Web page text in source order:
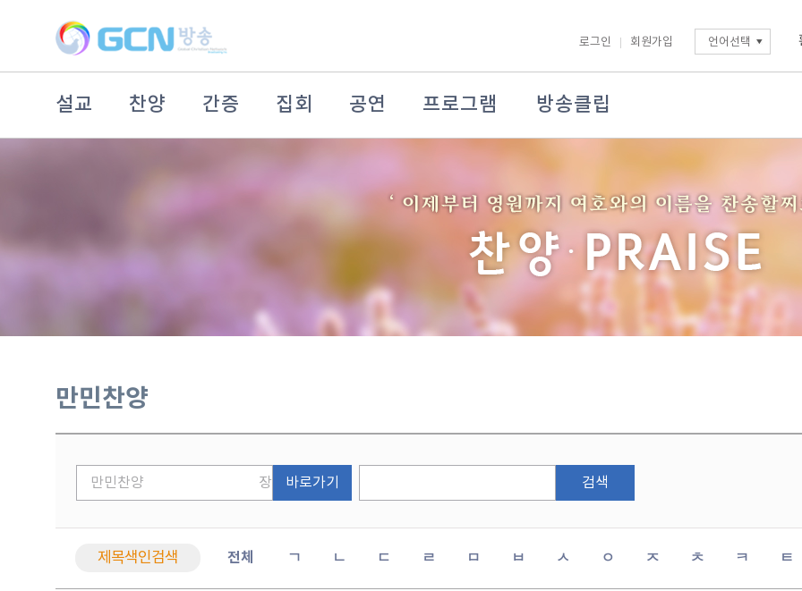
로그인 회원가입 언어선택
설교 찬양 간증 집회 공연 프로그램 방송클립
만민찬양
바로가기 검색
제목색인검색 전체 ㄱ ㄴ ㄷ ㄹ ㅁ ㅂ ㅅ ㅇ ㅈ ㅊ ㅋ ㅌ